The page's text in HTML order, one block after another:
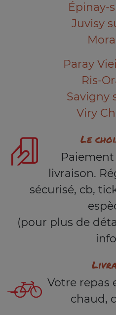
Épinay-
Juvisy
Paray
Ris-
Savigny
Viry
Le
livraison.
sécurisé, cb,
(pour plus de
Votre repas
chaud,